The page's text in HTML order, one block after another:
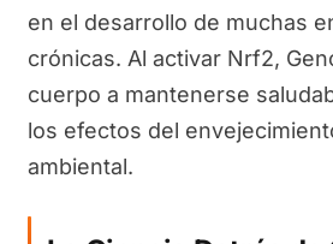
en el desarrollo de muchas
crónicas. Al activar Nrf2,
cuerpo a mantenerse
los efectos del
ambiental.